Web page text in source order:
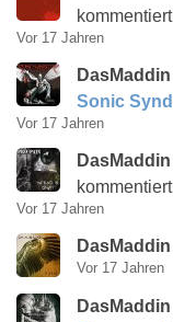
Vor 17 Jahren
DasMaddin
Sonic
Vor 17 Jahren
DasMaddin
Vor 17 Jahren
DasMaddin
Vor 17 Jahren
DasMaddin